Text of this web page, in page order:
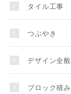
タイル工事
つぶやき
デザイン全般
ブロック積み